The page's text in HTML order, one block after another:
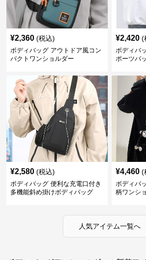
¥2,360 (税込)
ボディバッグ アウトドア風コン
パクトワンショルダー
¥2,420 (
ボディバ
ポーツバ
¥2,580 (税込)
ボディバッグ 便利な充電口付き
多機能斜め掛けボディバッグ
¥4,460 (
ボディバ
柄ワンシ
人気アイテム一覧へ